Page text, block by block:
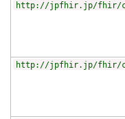
http://jpfhir.jp/fhir/clins/
http://jpfhir.jp/fhir/clins/